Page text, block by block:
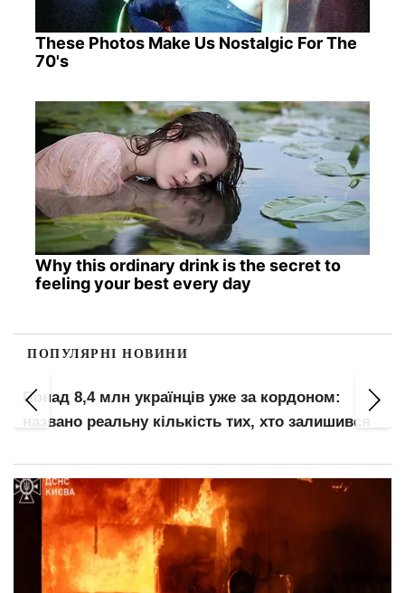
These Photos Make Us Nostalgic For The
70's
Why this ordinary drink is the secret to
feeling your best every day
ПОПУЛЯРНІ НОВИНИ
Понад 8,4 млн українців уже за кордоном:
названо реальну кількість тих, хто залишився